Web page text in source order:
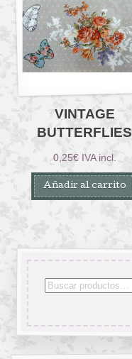
VINTAGE
BUTTERFLIES
0,25€ IVA incl.
Añadir al carrito
Buscar